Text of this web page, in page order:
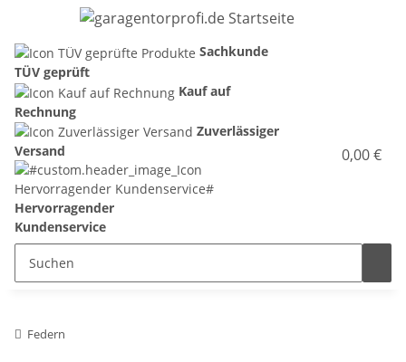
Sachkunde
TÜV geprüft
Kauf auf
Rechnung
Zuverlässiger
Versand
Hervorragender
Kundenservice
0,00 €
Federn